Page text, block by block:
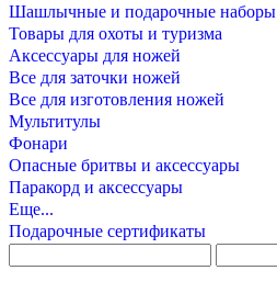
Шашлычные и подарочные наборы
Товары для охоты и туризма
Аксессуары для ножей
Все для заточки ножей
Все для изготовления ножей
Мультитулы
Фонари
Опасные бритвы и аксессуары
Паракорд и аксессуары
Еще...
Подарочные сертификаты